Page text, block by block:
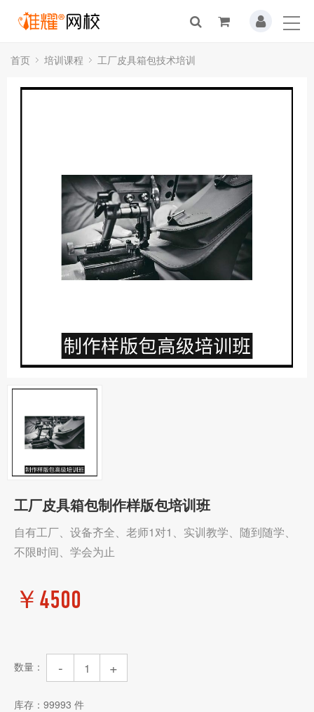
首页 培训课程 工厂皮具箱包技术培训
工厂皮具箱包制作样版包培训班
自有工厂、设备齐全、老师1对1、实训教学、随到随学、
不限时间、学会为止
￥ 4500
数量： - +
库存： 99993 件